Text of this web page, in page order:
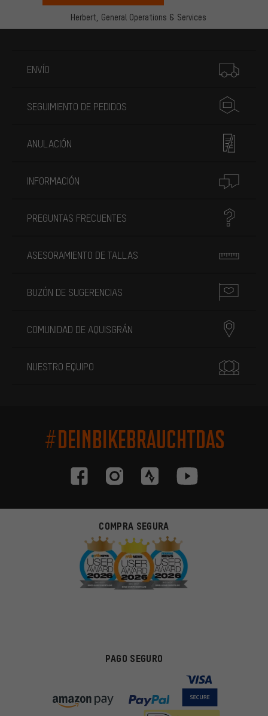
Herbert, General Operations & Services
ENVÍO
SEGUIMIENTO DE PEDIDOS
ANULACIÓN
INFORMACIÓN
PREGUNTAS FRECUENTES
ASESORAMIENTO DE TALLAS
BUZÓN DE SUGERENCIAS
COMUNIDAD DE AQUISGRÁN
NUESTRO EQUIPO
#DEINBIKEBRAUCHTDAS
COMPRA SEGURA
PAGO SEGURO